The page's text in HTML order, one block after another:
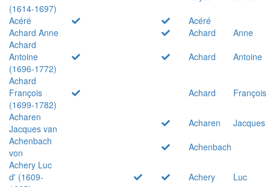
(1614-1697)
Acéré
Acéré
Achard Anne
Achard
Anne
Achard
Antoine
(1696-1772)
Achard
Antoine
Achard
François
(1699-1782)
Achard
François
Acharen
Jacques van
Acharen
Jacques
Achenbach
von
Achenbach
Achery Luc
d' (1609-
Achery
Luc